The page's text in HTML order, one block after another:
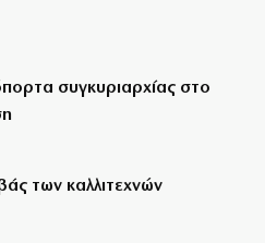
συγκυριαρχίας στο
των καλλιτεχνών